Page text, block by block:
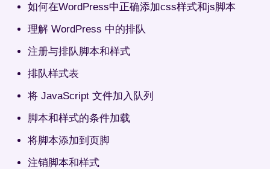
如何在WordPress中正确添加css样式和js脚本
理解 WordPress 中的排队
注册与排队脚本和样式
排队样式表
将 JavaScript 文件加入队列
脚本和样式的条件加载
将脚本添加到页脚
注销脚本和样式